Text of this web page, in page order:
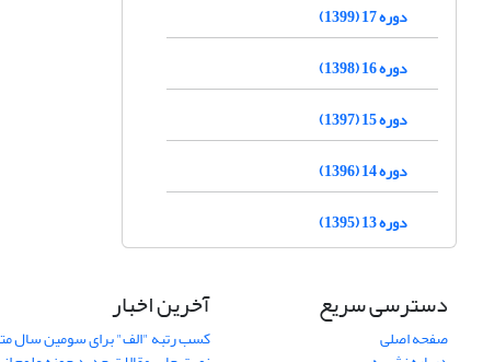
دوره 17 (1399)
دوره 16 (1398)
دوره 15 (1397)
دوره 14 (1396)
دوره 13 (1395)
دسترسی سریع
صفحه اصلی
آخرین اخبار
کسب رتبه "الف" برای سومین سال